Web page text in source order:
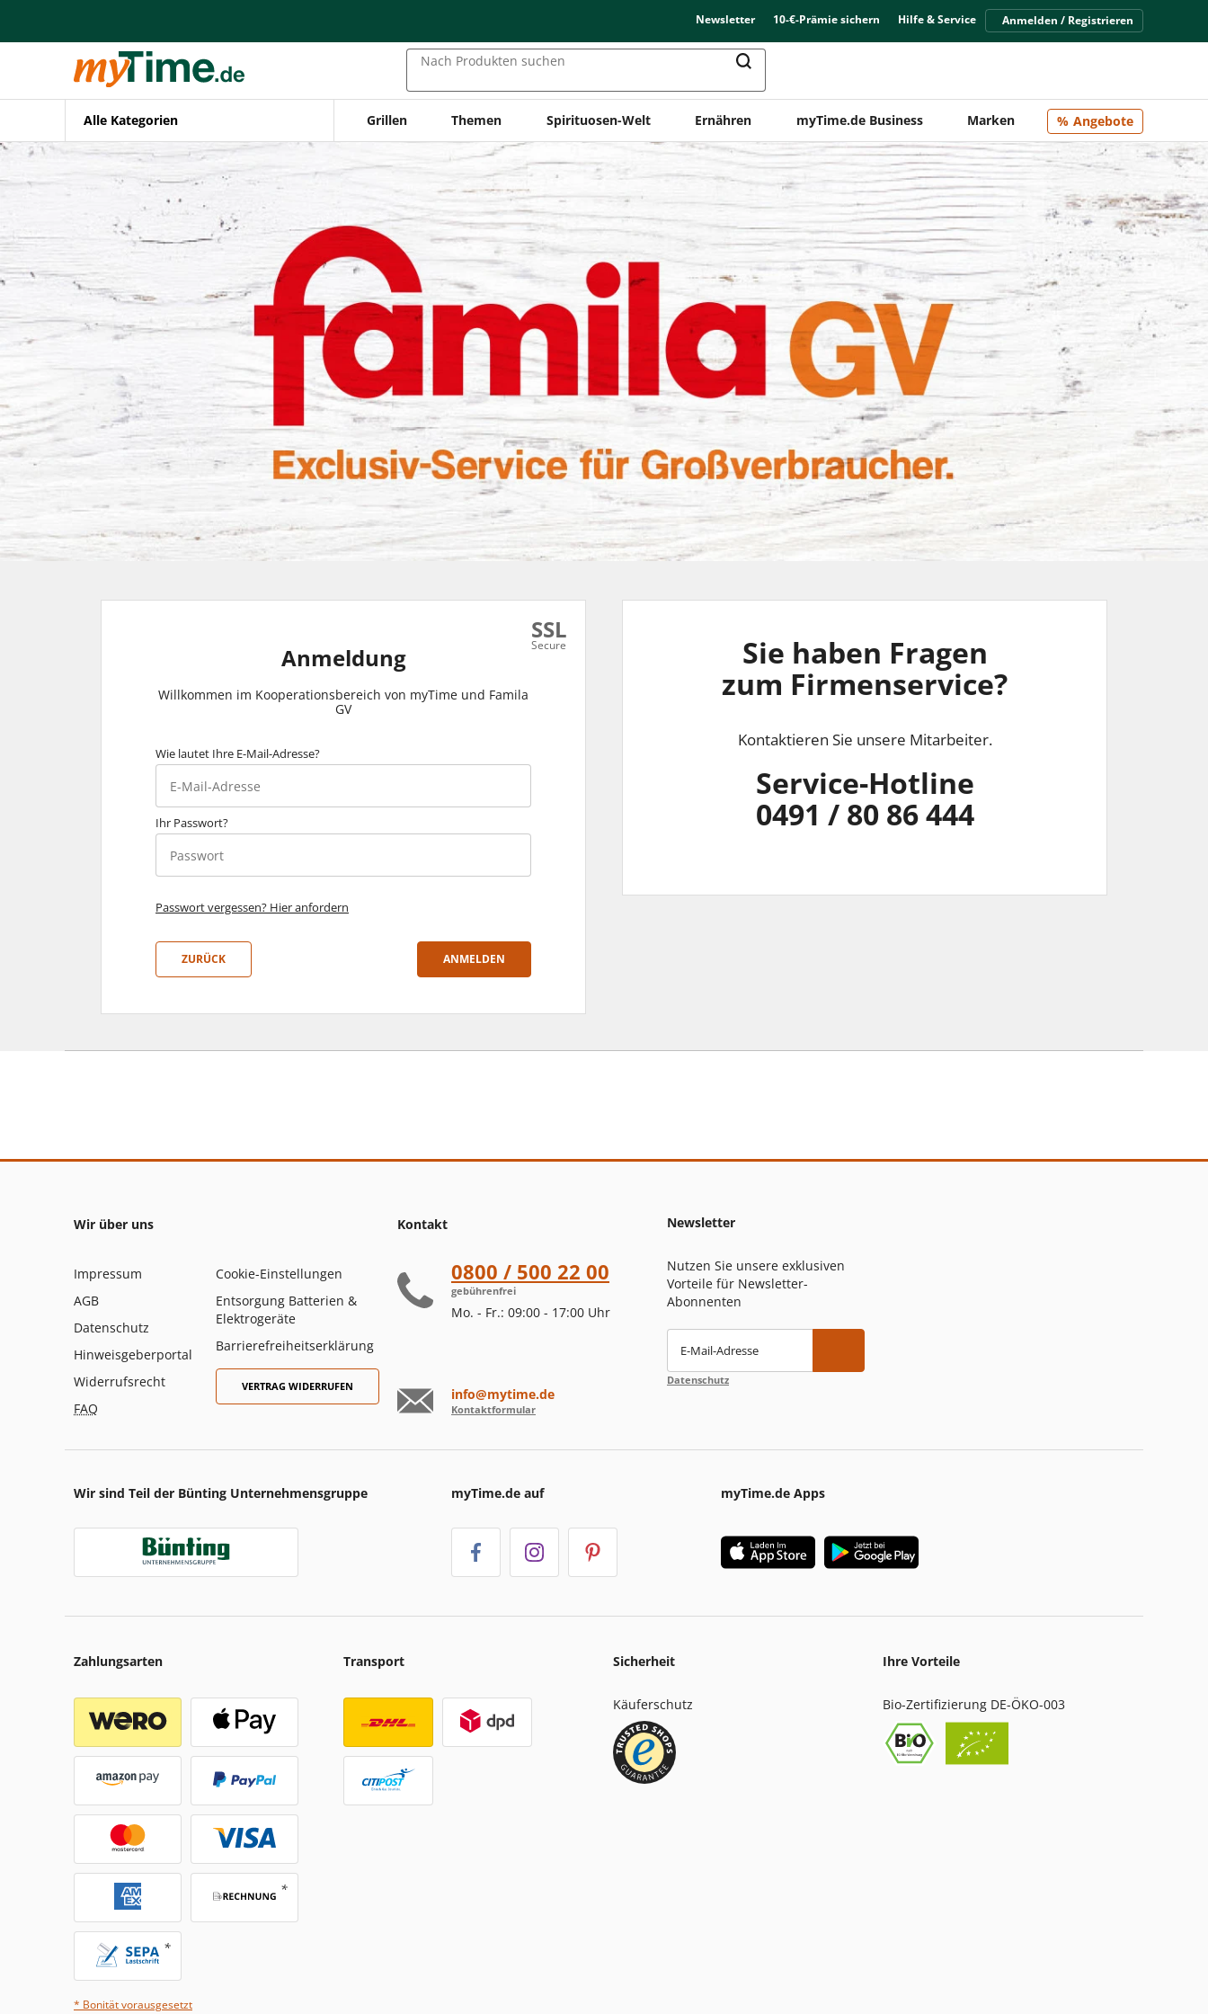
Newsletter 10-€-Prämie sichern Hilfe & Service Anmelden / Registrieren
Nach Produkten suchen
Alle Kategorien Grillen Themen Spirituosen-Welt Ernähren myTime.de Business Marken Angebote
Anmeldung
Willkommen im Kooperationsbereich von myTime und Famila
GV
Wie lautet Ihre E-Mail-Adresse?
Ihr Passwort?
Passwort vergessen? Hier anfordern
ZURÜCK ANMELDEN
SSL
Secure
Sie haben Fragen
zum Firmenservice?
Kontaktieren Sie unsere Mitarbeiter.
Service-Hotline
0491 / 80 86 444
Wir über uns
Impressum
AGB
Datenschutz
Hinweisgeberportal
Widerrufsrecht
FAQ
Cookie-Einstellungen
Entsorgung Batterien &
Elektrogeräte
Barrierefreiheitserklärung
VERTRAG WIDERRUFEN
Kontakt
0800 / 500 22 00
gebührenfrei
Mo. - Fr.: 09:00 - 17:00 Uhr
info@mytime.de
Kontaktformular
Newsletter
Nutzen Sie unsere exklusiven
Vorteile für Newsletter-
Abonnenten
E-Mail-Adresse
Datenschutz
Wir sind Teil der Bünting Unternehmensgruppe myTime.de auf myTime.de Apps
Zahlungsarten
* Bonität vorausgesetzt
Transport Sicherheit
Käuferschutz
Ihre Vorteile
Bio-Zertifizierung DE-ÖKO-003